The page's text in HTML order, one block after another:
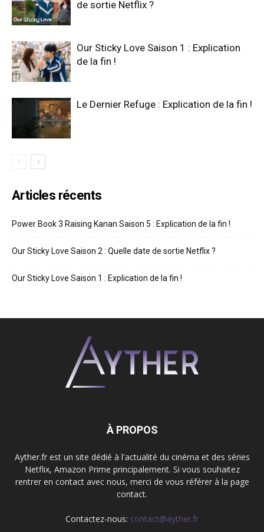
de sortie Netflix ?
Our Sticky Love Saison 1 : Explication
de la fin !
Le Dernier Refuge : Explication de la fin !
Articles récents
Power Book 3 Raising Kanan Saison 5 : Explication de la fin !
Our Sticky Love Saison 2 : Quelle date de sortie Netflix ?
Our Sticky Love Saison 1 : Explication de la fin !
À PROPOS
Ayther.fr est un site dédié à l'actualité du cinéma et des séries
Netflix, Amazon Prime principalement. Si vous souhaitez
rentrer en contact avec nous, merci de vous référer à la page
contact.
Contactez-nous: contact@ayther.fr